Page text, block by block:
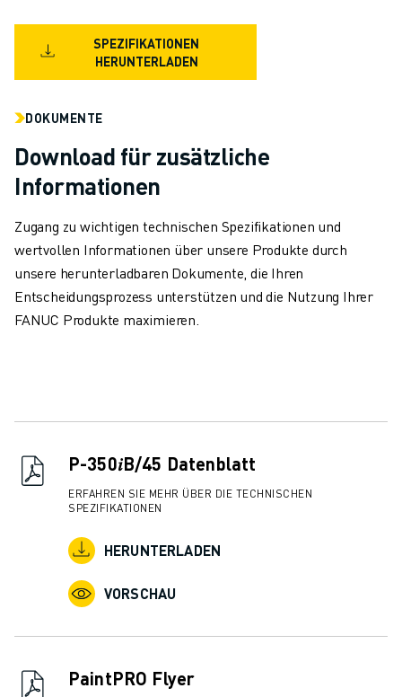
WIEDERAUFBEREITUNG
DIGITALE SERVICE TOOLS
TRAINING & AUSBILDUNG
FANUC AKADEMIE
BRANCHEN-LÖSUNGEN
LÖSUNGEN FÜR DIE AUSBILDUNG
WORLDSKILLS & YOUNG TALENTS
BILDUNGSVERANSTALTUNGEN
NEWS & MEDIA
NEWS & MEDIA
UNSERE STANDORTE
NACHHALTIGKEIT
JETZT BEWERBEN » KARRIEREPORTAL
SPEZIFIKATIONEN
HERUNTERLADEN
DOKUMENTE
Download für zusätzliche
Informationen
Zugang zu wichtigen technischen Spezifikationen und
wertvollen Informationen über unsere Produkte durch
unsere herunterladbaren Dokumente, die Ihren
Entscheidungsprozess unterstützen und die Nutzung Ihrer
FANUC Produkte maximieren.
P-350𝑖B/45 Datenblatt
ERFAHREN SIE MEHR ÜBER DIE TECHNISCHEN
SPEZIFIKATIONEN
HERUNTERLADEN
VORSCHAU
PaintPRO Flyer